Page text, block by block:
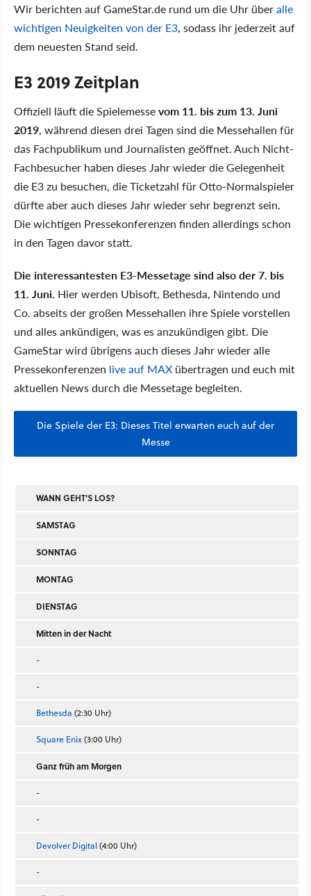
Wir berichten auf GameStar.de rund um die Uhr überalle
wichtigen Neuigkeiten von der E3, sodass ihr jederzeit auf
dem neuesten Stand seid.
E3 2019 Zeitplan
Offiziell läuft die Spielemessevom 11. bis zum 13. Juni
2019, während diesen drei Tagen sind die Messehallen für
das Fachpublikum und Journalisten geöffnet. Auch Nicht-
Fachbesucher haben dieses Jahr wieder die Gelegenheit
die E3 zu besuchen, die Ticketzahl für Otto-Normalspieler
dürfte aber auch dieses Jahr wieder sehr begrenzt sein.
Die wichtigen Pressekonferenzen finden allerdings schon
in den Tagen davor statt.
Die interessantesten E3-Messetage sind also der 7. bis
11. Juni. Hier werden Ubisoft, Bethesda, Nintendo und
Co. abseits der großen Messehallen ihre Spiele vorstellen
und alles ankündigen, was es anzukündigen gibt. Die
GameStar wird übrigens auch dieses Jahr wieder alle
Pressekonferenzen live auf MAX übertragen und euch mit
aktuellen News durch die Messetage begleiten.
Die Spiele der E3: Dieses Titel erwarten euch auf der
Messe
WANN GEHT'S LOS?
SAMSTAG
SONNTAG
MONTAG
DIENSTAG
Mitten in der Nacht
-
-
Bethesda (2:30 Uhr)
Square Enix(3:00 Uhr)
Ganz früh am Morgen
-
-
Devolver Digital (4:00 Uhr)
-